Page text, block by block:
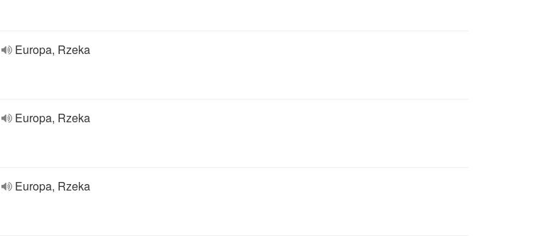
Europa, Rzeka
Europa, Rzeka
Europa, Rzeka